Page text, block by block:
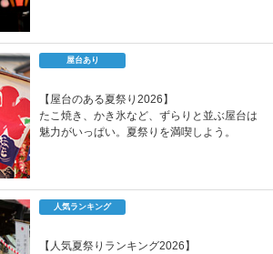
屋台あり
【屋台のある夏祭り2026】
たこ焼き、かき氷など、ずらりと並ぶ屋台は
魅力がいっぱい。夏祭りを満喫しよう。
人気ランキング
【人気夏祭りランキング2026】